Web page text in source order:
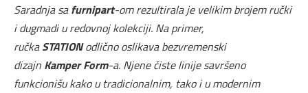
Saradnja safurnipart-om rezultirala je velikim brojem ručki
i dugmadi u redovnoj kolekciji. Na primer,
ručkaSTATIONodlično oslikava bezvremenski
dizajn Kamper Form-a. Njene čiste linije savršeno
funkcionišu kako u tradicionalnim, tako i u modernim